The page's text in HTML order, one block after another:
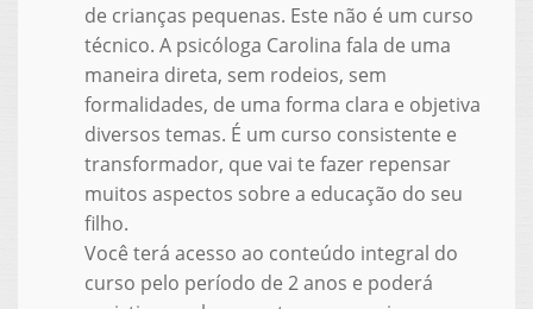
de crianças pequenas. Este não é um curso
técnico. A psicóloga Carolina fala de uma
maneira direta, sem rodeios, sem
formalidades, de uma forma clara e objetiva
diversos temas. É um curso consistente e
transformador, que vai te fazer repensar
muitos aspectos sobre a educação do seu
filho.
Você terá acesso ao conteúdo integral do
curso pelo período de 2 anos e poderá